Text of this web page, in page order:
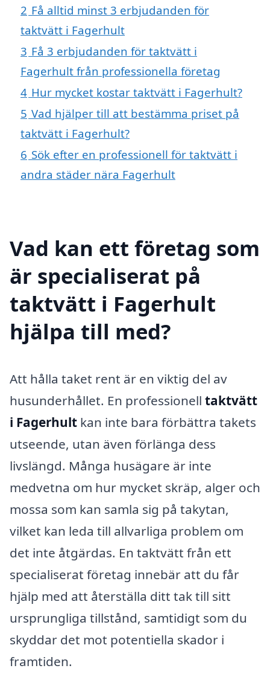
2 Få alltid minst 3 erbjudanden för
taktvätt i Fagerhult
3 Få 3 erbjudanden för taktvätt i
Fagerhult från professionella företag
4 Hur mycket kostar taktvätt i Fagerhult?
5 Vad hjälper till att bestämma priset på
taktvätt i Fagerhult?
6 Sök efter en professionell för taktvätt i
andra städer nära Fagerhult
Vad kan ett företag som
är specialiserat på
taktvätt i Fagerhult
hjälpa till med?
Att hålla taket rent är en viktig del av
husunderhållet. En professionell taktvätt
i Fagerhult kan inte bara förbättra takets
utseende, utan även förlänga dess
livslängd. Många husägare är inte
medvetna om hur mycket skräp, alger och
mossa som kan samla sig på takytan,
vilket kan leda till allvarliga problem om
det inte åtgärdas. En taktvätt från ett
specialiserat företag innebär att du får
hjälp med att återställa ditt tak till sitt
ursprungliga tillstånd, samtidigt som du
skyddar det mot potentiella skador i
framtiden.